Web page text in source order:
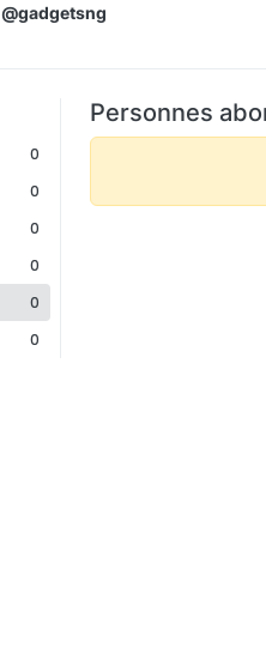
@gadgetsng
0
0
0
0
0
0
Personnes